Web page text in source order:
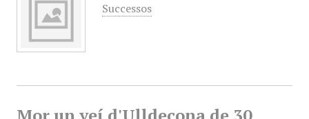
Successos